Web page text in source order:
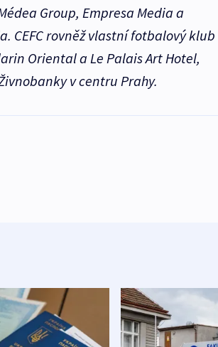
Group, Empresa Media a
CEFC rovněž vlastní fotbalový klub
Oriental a Le Palais Art Hotel,
v centru Prahy.